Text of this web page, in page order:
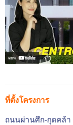
ที่ตั้งโครงการ
ถนนผ่านศึก-กุดคล้า